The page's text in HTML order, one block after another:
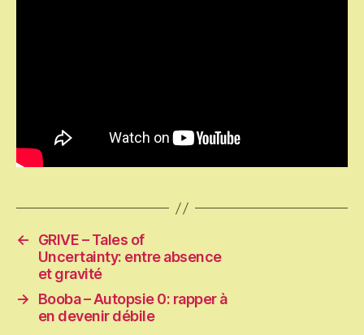
←
GRIVE – Tales of
Uncertainty: entre absence
et gravité
→
Booba – Autopsie 0: rapper à
en devenir débile